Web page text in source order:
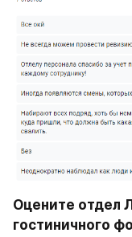
Оцените отдел
гостиничного